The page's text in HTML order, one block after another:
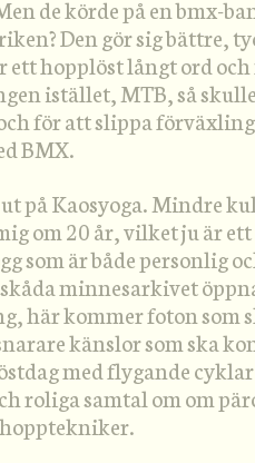
de körde på en bmx-
Den gör sig bättre,
hopplöst långt ord
istället, MTB, så
för att slippa
BMX.
på Kaosyoga. Mindre
om 20 år, vilket ju är
som är både personlig
minnesarkivet
här kommer foton som
känslor som ska
med flygande
roliga samtal om om